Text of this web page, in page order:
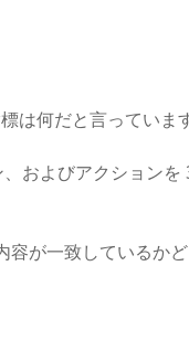
は何だと言っていま
およびアクションを
容が一致しているか